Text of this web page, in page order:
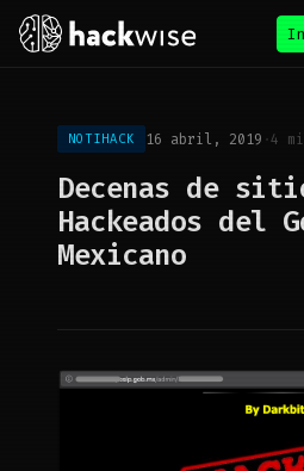
NOTIHACK 16 abril, 2019 ·4
Decenas de
Hackeados del
Mexicano